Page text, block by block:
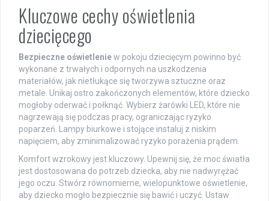
Kluczowe cechy oświetlenia
dziecięcego
Bezpieczne oświetleniew pokoju dziecięcym powinno być
wykonane z trwałych i odpornych na uszkodzenia
materiałów, jak nietłukące się tworzywa sztuczne oraz
metale. Unikaj ostro zakończonych elementów, które dziecko
mogłoby oderwać i połknąć. Wybierz żarówki LED, które nie
nagrzewają się podczas pracy, ograniczając ryzyko
poparzeń. Lampy biurkowe i stojące instaluj z niskim
napięciem, aby zminimalizować ryzyko porażenia prądem.
Komfort wzrokowy jest kluczowy. Upewnij się, że moc światła
jest dostosowana do potrzeb dziecka, aby nie nadwyrężać
jego oczu. Stwórz równomierne, wielopunktowe oświetlenie,
aby dziecko mogło bezpiecznie się bawić i uczyć. Ustaw